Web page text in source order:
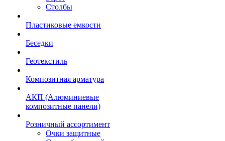
Столбы
Пластиковые емкости
Беседки
Геотекстиль
Композитная арматура
АКП (Алюминиевые
композитные панели)
Розничный ассортимент
Очки защитные